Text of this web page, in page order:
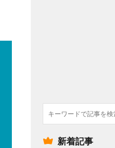
検
索
新着記事